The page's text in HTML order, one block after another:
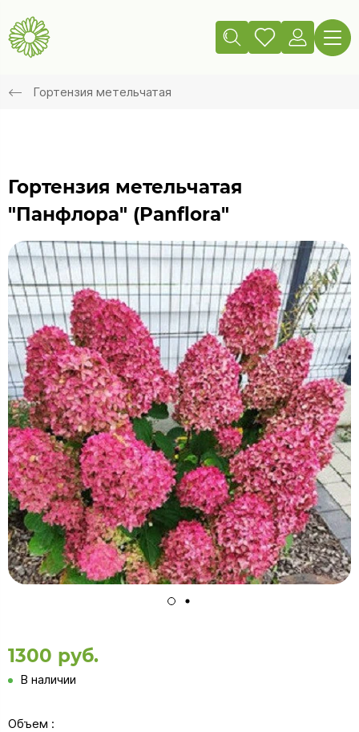
Гортензия метельчатая
Гортензия метельчатая
"Панфлора" (Panflora"
1300 руб.
В наличии
Объем :